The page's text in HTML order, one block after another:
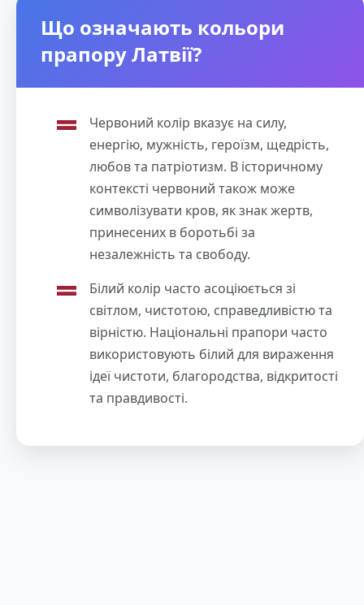
Що означають кольори
прапору Латвії?
Червоний колір вказує на силу,
енергію, мужність, героїзм, щедрість,
любов та патріотизм. В історичному
контексті червоний також може
символізувати кров, як знак жертв,
принесених в боротьбі за
незалежність та свободу.
Білий колір часто асоціюється зі
світлом, чистотою, справедливістю та
вірністю. Національні прапори часто
використовують білий для вираження
ідеї чистоти, благородства, відкритості
та правдивості.